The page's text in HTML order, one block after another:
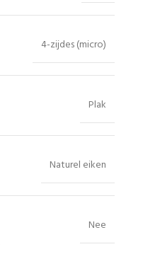
4-zijdes (micro)
Plak
Naturel eiken
Nee